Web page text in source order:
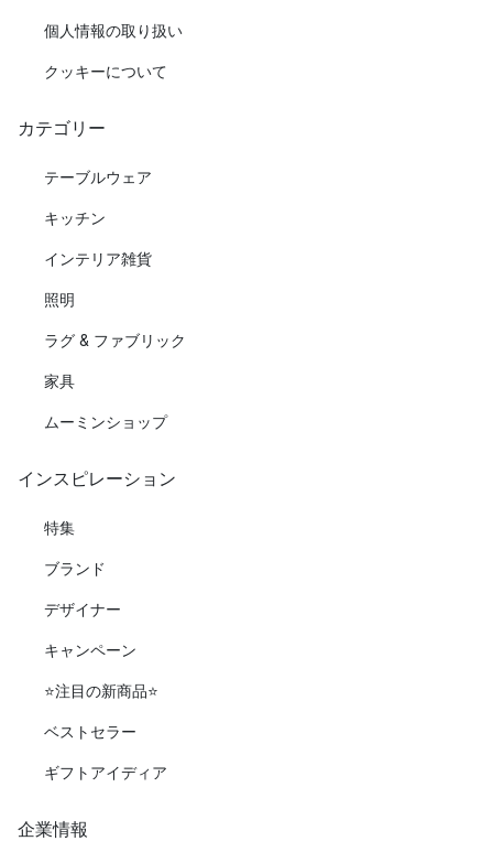
個人情報の取り扱い
クッキーについて
カテゴリー
テーブルウェア
キッチン
インテリア雑貨
照明
ラグ & ファブリック
家具
ムーミンショップ
インスピレーション
特集
ブランド
デザイナー
キャンペーン
⭐️注目の新商品⭐️
ベストセラー
ギフトアイディア
企業情報